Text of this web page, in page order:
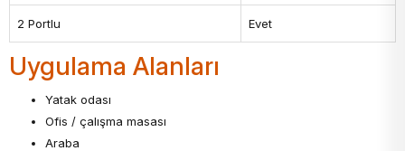
2 Portlu Evet
Uygulama Alanları
Yatak odası
Ofis / çalışma masası
Araba